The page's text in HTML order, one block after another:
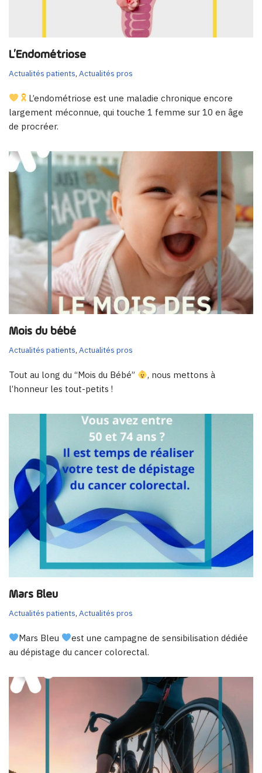
L’Endométriose
Actualités patients, Actualités pros
L’endométriose est une maladie chronique encore
largement méconnue, qui touche 1 femme sur 10 en âge
de procréer.
Mois du bébé
Actualités patients, Actualités pros
Tout au long du “Mois du Bébé”
, nous mettons à
l’honneur les tout-petits !
Mars Bleu
Actualités patients, Actualités pros
Mars Bleu
est une campagne de sensibilisation dédiée
au dépistage du cancer colorectal.